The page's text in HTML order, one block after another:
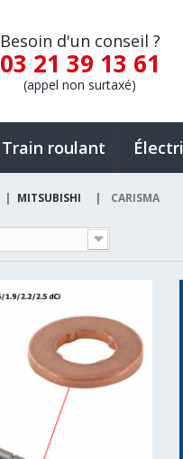
Besoin d'un conseil ?
03 21 39 13 61
(appel non surtaxé)
Train roulant
| MITSUBISHI | CARISMA